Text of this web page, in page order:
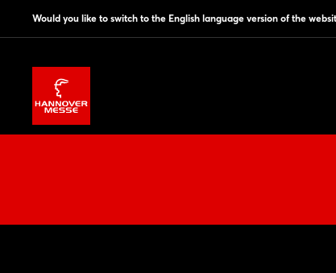
Would you like to switch to the English language version of the